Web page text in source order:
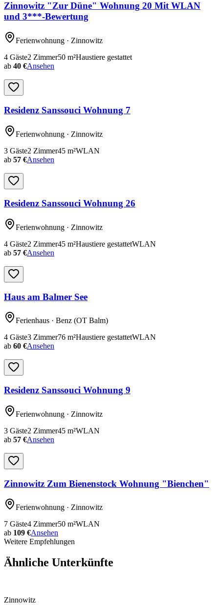
Zinnowitz "Zur Düne" Wohnung 20 Mit WLAN
und 3***-Bewertung
Ferienwohnung · Zinnowitz
4 Gäste2 Zimmer50 m²Haustiere gestattet
ab 40 €Ansehen
Residenz Sanssouci Wohnung 7
Ferienwohnung · Zinnowitz
3 Gäste2 Zimmer45 m²WLAN
ab 57 €Ansehen
Residenz Sanssouci Wohnung 26
Ferienwohnung · Zinnowitz
4 Gäste2 Zimmer45 m²Haustiere gestattetWLAN
ab 57 €Ansehen
Haus am Balmer See
Ferienhaus · Benz (OT Balm)
4 Gäste3 Zimmer76 m²Haustiere gestattetWLAN
ab 60 €Ansehen
Residenz Sanssouci Wohnung 9
Ferienwohnung · Zinnowitz
3 Gäste2 Zimmer45 m²WLAN
ab 57 €Ansehen
Zinnowitz Zum Bienenstock Wohnung "Bienchen"
Ferienwohnung · Zinnowitz
7 Gäste4 Zimmer50 m²WLAN
ab 109 €Ansehen
Weitere Empfehlungen
Ähnliche Unterkünfte
Zinnowitz